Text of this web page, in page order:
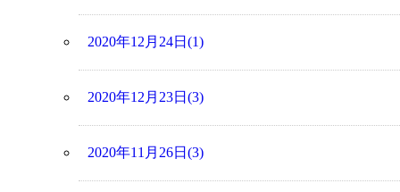
2020年12月24日(1)
2020年12月23日(3)
2020年11月26日(3)